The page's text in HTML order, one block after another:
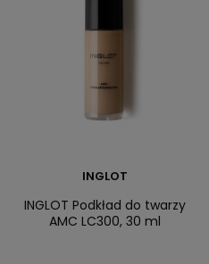
INGLOT
INGLOT Podkład do twarzy
AMC LC300, 30 ml